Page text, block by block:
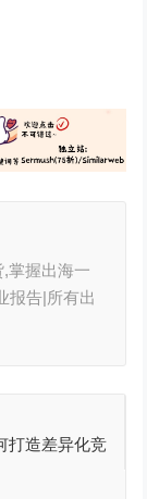
掌握出海一
报告|所有出
打造差异化竞